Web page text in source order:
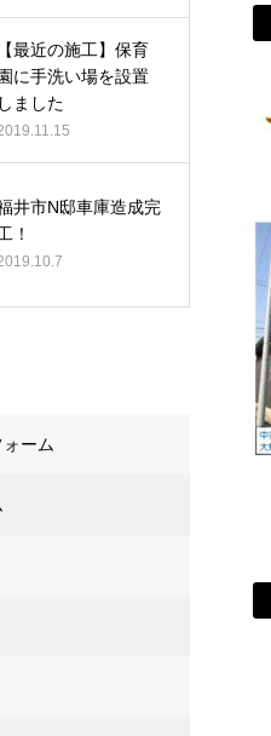
【最近の施工】保育
に手洗い場を設置
しました
井市N邸車庫造成完
！
ーム